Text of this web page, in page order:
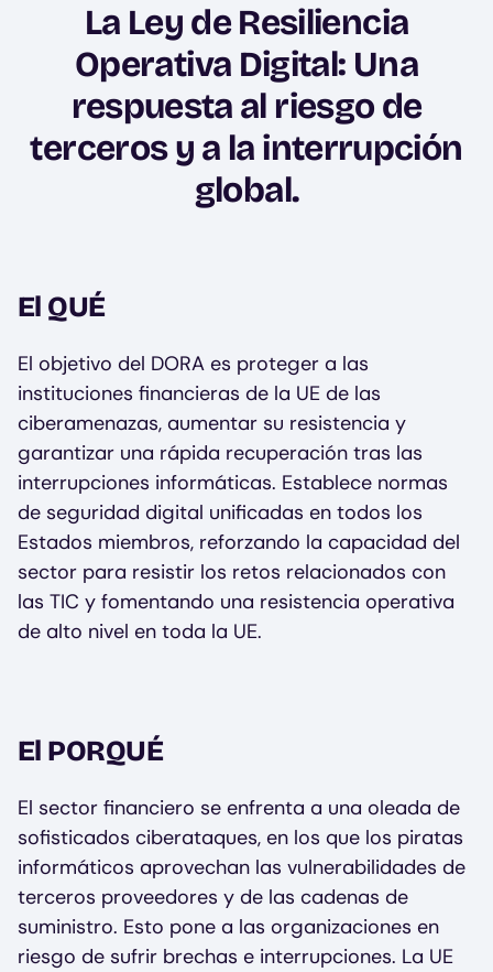
La Ley de Resiliencia
Operativa Digital: Una
respuesta al riesgo de
terceros y a la interrupción
global.
El QUÉ
El objetivo del DORA es proteger a las
instituciones financieras de la UE de las
ciberamenazas, aumentar su resistencia y
garantizar una rápida recuperación tras las
interrupciones informáticas. Establece normas
de seguridad digital unificadas en todos los
Estados miembros, reforzando la capacidad del
sector para resistir los retos relacionados con
las TIC y fomentando una resistencia operativa
de alto nivel en toda la UE.
El PORQUÉ
El sector financiero se enfrenta a una oleada de
sofisticados ciberataques, en los que los piratas
informáticos aprovechan las vulnerabilidades de
terceros proveedores y de las cadenas de
suministro. Esto pone a las organizaciones en
riesgo de sufrir brechas e interrupciones. La UE